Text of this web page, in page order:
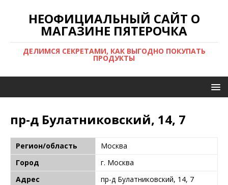
НЕОФИЦИАЛЬНЫЙ САЙТ О
МАГАЗИНЕ ПЯТЕРОЧКА
ДЕЛИМСЯ СЕКРЕТАМИ, КАК ВЫГОДНО ПОКУПАТЬ
ПРОДУКТЫ
пр-д Булатниковский, 14, 7
Регион/область
Москва
Город
г. Москва
Адрес
пр-д Булатниковский, 14, 7